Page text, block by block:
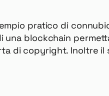
pratico di
una blockchain
di copyright. Inoltre